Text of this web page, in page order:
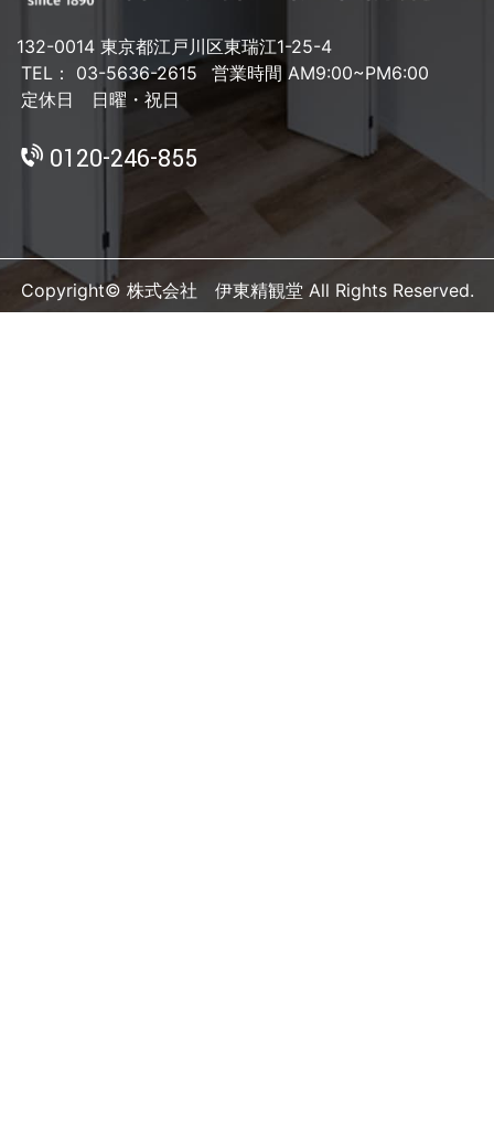
132-0014 東京都江戸川区東瑞江1-25-4
TEL： 03-5636-2615
営業時間 AM9:00~PM6:00
定休日 日曜・祝日
0120-246-855
Copyright© 株式会社 伊東精観堂 All Rights Reserved.